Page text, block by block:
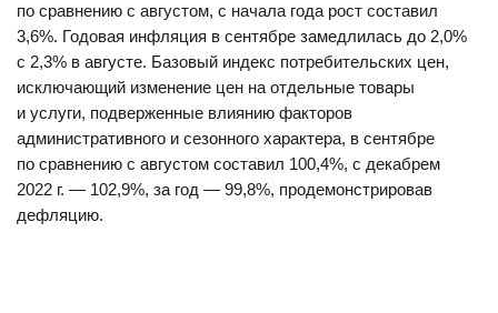
по сравнению с августом, с начала года рост составил
3,6%. Годовая инфляция в сентябре замедлилась до 2,0%
с 2,3% в августе. Базовый индекс потребительских цен,
исключающий изменение цен на отдельные товары
и услуги, подверженные влиянию факторов
административного и сезонного характера, в сентябре
по сравнению с августом составил 100,4%, с декабрем
2022 г. — 102,9%, за год — 99,8%, продемонстрировав
дефляцию.